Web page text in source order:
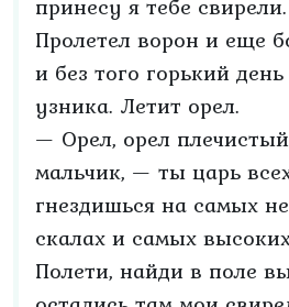
принесу я тебе свирели.
Пролетел ворон и еще
и без того горький
узника. Летит орел.
— Орел, орел
мальчик, — ты царь
гнездишься на самых
скалах и самых
Полети, найди в поле